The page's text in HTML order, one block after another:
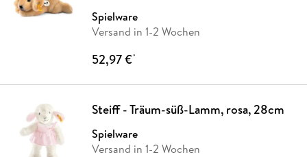
Spielware
Versand in 1-2 Wochen
52,97 €*
Steiff - Träum-süß-Lamm, rosa, 28cm
Spielware
Versand in 1-2 Wochen